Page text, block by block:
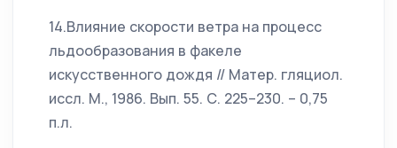
14.Влияние скорости ветра на процесс
льдообразования в факеле
искусственного дождя // Матер. гляциол.
иссл. М., 1986. Вып. 55. С. 225–230. – 0,75
п.л.